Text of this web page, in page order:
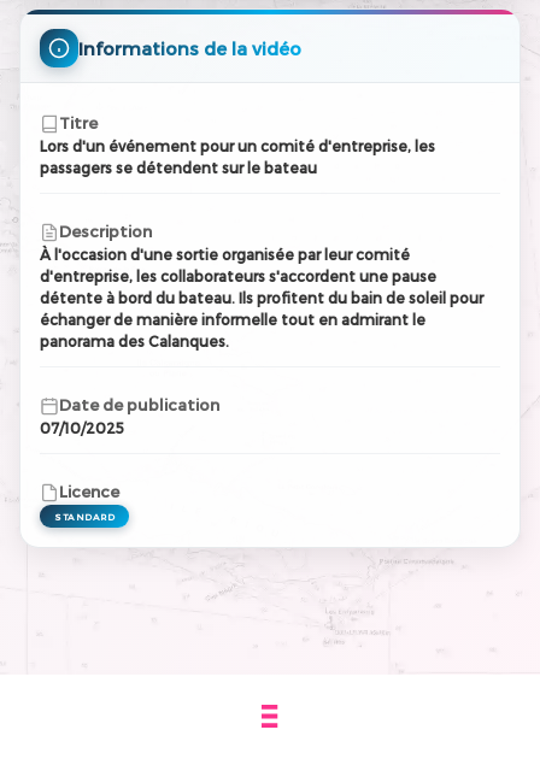
Informations de la vidéo
Titre
Lors d'un événement pour un comité d'entreprise, les
passagers se détendent sur le bateau
Description
À l'occasion d'une sortie organisée par leur comité
d'entreprise, les collaborateurs s'accordent une pause
détente à bord du bateau. Ils profitent du bain de soleil pour
échanger de manière informelle tout en admirant le
panorama des Calanques.
Date de publication
07/10/2025
Licence
STANDARD